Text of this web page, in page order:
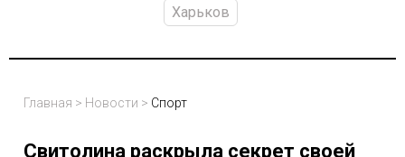
Харьков
Главная > Новости > Спорт
Свитолина раскрыла секрет своей